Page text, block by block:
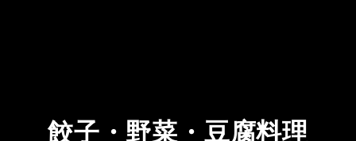
餃子・野菜・豆腐料理